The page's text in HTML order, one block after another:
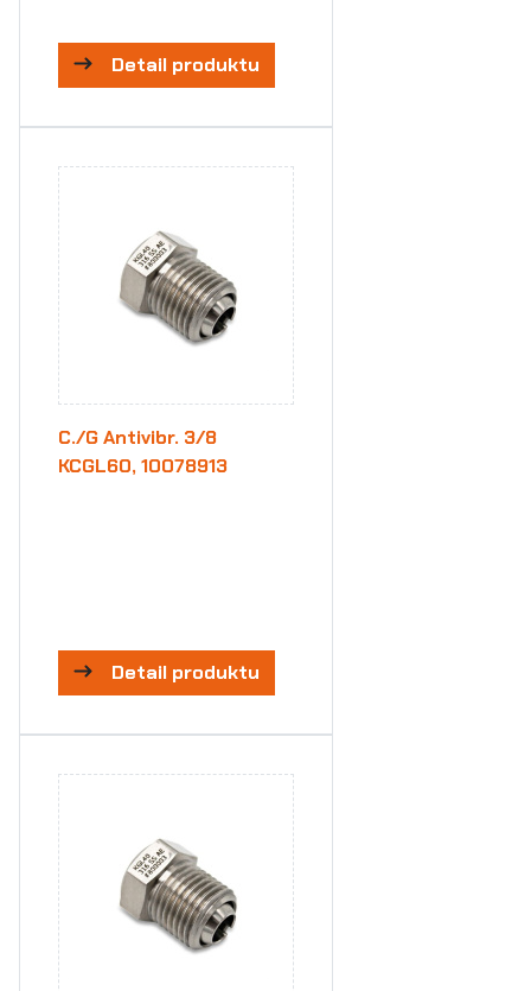
Detail produktu
C./G Antivibr. 3/8
KCGL60, 10078913
Detail produktu